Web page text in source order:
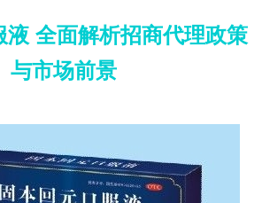
液 全面解析招商代理政策
与市场前景